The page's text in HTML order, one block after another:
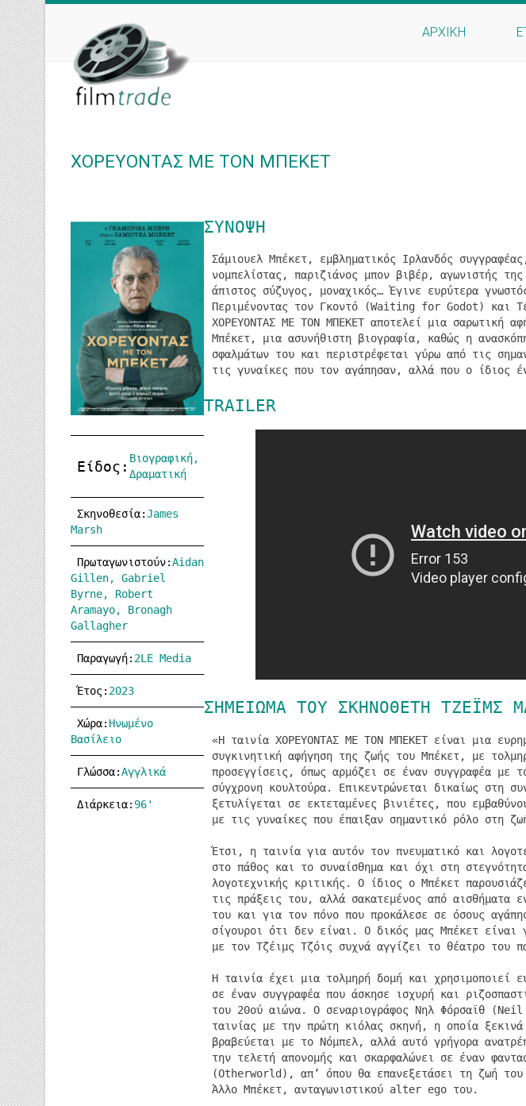
content
ΑΡΧΙΚΗ
ΧΟΡΕΥΟΝΤΑΣ ΜΕ ΤΟΝ ΜΠΕΚΕΤ
Είδος: Βιογραφική,
Δραματική
Σκηνοθεσία:James
Marsh
Πρωταγωνιστούν:Aidan
Gillen, Gabriel
Byrne, Robert
Aramayo, Bronagh
Gallagher
Παραγωγή: 2LE Media
Έτος: 2023
Χώρα: Ηνωμένο
Βασίλειο
Γλώσσα:Αγγλικά
Διάρκεια: 96'
ΣΥΝΟΨΗ
Σάμιουελ Μπέκετ, εμβληματικός Ιρλανδός
νομπελίστας, παριζιάνος μπον βιβέρ, αγωνιστής
άπιστος σύζυγος, μοναχικός… Έγινε ευρύτερα
Περιμένοντας τον Γκοντό (Waiting for Godot) και
ΧΟΡΕΥΟΝΤΑΣ ΜΕ ΤΟΝ ΜΠΕΚΕΤ αποτελεί μια σαρωτική
Μπέκετ, μια ασυνήθιστη βιογραφία, καθώς η
σφαλμάτων του και περιστρέφεται γύρω από τις
τις γυναίκες που τον αγάπησαν, αλλά που ο ίδιος
TRAILER
ΣΗΜΕΊΩΜΑ ΤΟΥ ΣΚΗΝΟΘΈΤΗ ΤΖΈΙΜΣ
«Η ταινία ΧΟΡΕΥΟΝΤΑΣ ΜΕ ΤΟΝ ΜΠΕΚΕΤ είναι μια
συγκινητική αφήγηση της ζωής του Μπέκετ, με
προσεγγίσεις, όπως αρμόζει σε έναν συγγραφέα με
σύγχρονη κουλτούρα. Επικεντρώνεται δικαίως στη
ξετυλίγεται σε εκτεταμένες βινιέτες, που
με τις γυναίκες που έπαιξαν σημαντικό ρόλο στη
Έτσι, η ταινία για αυτόν τον πνευματικό και
στο πάθος και το συναίσθημα και όχι στη
λογοτεχνικής κριτικής. Ο ίδιος ο Μπέκετ
τις πράξεις του, αλλά σακατεμένος από αισθήματα
του και για τον πόνο που προκάλεσε σε όσους
σίγουροι ότι δεν είναι. Ο δικός μας Μπέκετ είναι
με τον Τζέιμς Τζόις συχνά αγγίζει το θέατρο του
Η ταινία έχει μια τολμηρή δομή και χρησιμοποιεί
σε έναν συγγραφέα που άσκησε ισχυρή και
του 20ού αιώνα. Ο σεναριογράφος Νηλ Φόρσαϊθ
ταινίας με την πρώτη κιόλας σκηνή, η οποία
βραβεύεται με το Νόμπελ, αλλά αυτό γρήγορα
την τελετή απονομής και σκαρφαλώνει σε έναν
(Otherworld), απ’ όπου θα επανεξετάσει τη ζωή
Άλλο Μπέκετ, ανταγωνιστικού alter ego του.